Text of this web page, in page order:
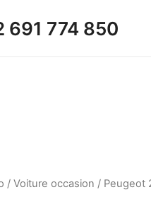
691 774 850
/Voiture occasion / Peugeot